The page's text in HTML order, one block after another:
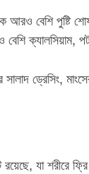
আরও বেশি পুষ্টি
ক্যালসিয়াম,
ড্রেসিং,
রয়েছে, যা শরীরে